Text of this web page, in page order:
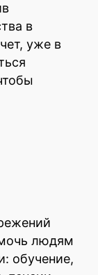
в
уже в
людям
обучение,